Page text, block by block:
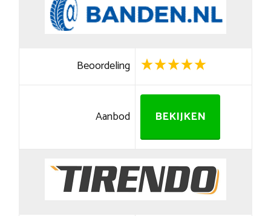
Beoordeling
Aanbod BEKIJKEN